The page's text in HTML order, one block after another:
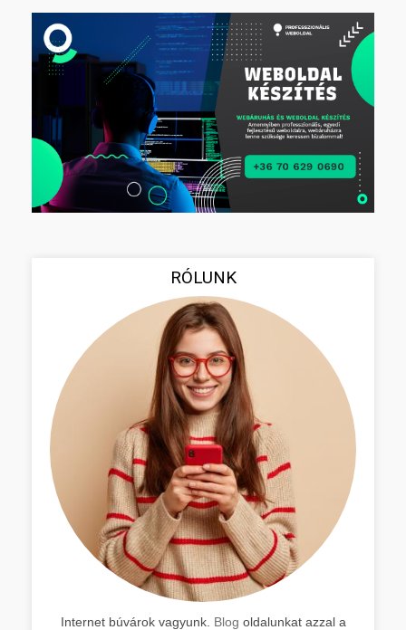
RÓLUNK
Internet búvárok vagyunk. Blog oldalunkat azzal a